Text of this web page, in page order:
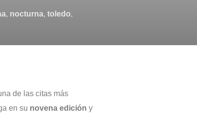
, nocturna, toledo,
de las citas más
en su novena edición y